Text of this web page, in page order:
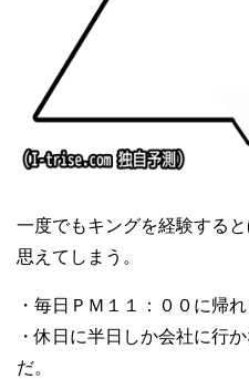
一度でもキングを経験する
思えてしまう。
・毎日ＰＭ１１：００に帰
・休日に半日しか会社に行
だ。